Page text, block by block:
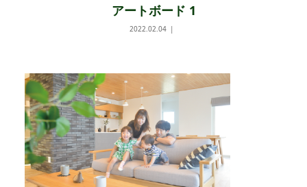
アートボード 1
2022.02.04